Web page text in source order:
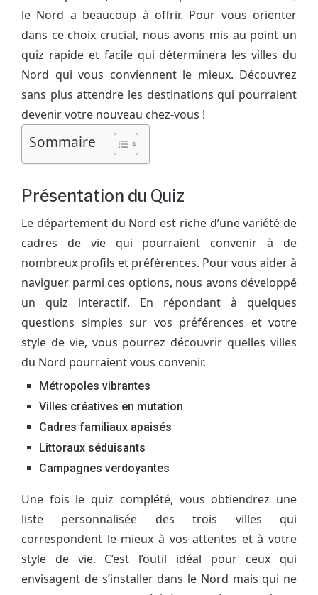
le Nord a beaucoup à offrir. Pour vous orienter
dans ce choix crucial, nous avons mis au point un
quiz rapide et facile qui déterminera les villes du
Nord qui vous conviennent le mieux. Découvrez
sans plus attendre les destinations qui pourraient
devenir votre nouveau chez-vous !
Sommaire
Présentation du Quiz
Le département du Nord est riche d’une variété de
cadres de vie qui pourraient convenir à de
nombreux profils et préférences. Pour vous aider à
naviguer parmi ces options, nous avons développé
un quiz interactif. En répondant à quelques
questions simples sur vos préférences et votre
style de vie, vous pourrez découvrir quelles villes
du Nord pourraient vous convenir.
Métropoles vibrantes
Villes créatives en mutation
Cadres familiaux apaisés
Littoraux séduisants
Campagnes verdoyantes
Une fois le quiz complété, vous obtiendrez une
liste personnalisée des trois villes qui
correspondent le mieux à vos attentes et à votre
style de vie. C’est l’outil idéal pour ceux qui
envisagent de s’installer dans le Nord mais qui ne